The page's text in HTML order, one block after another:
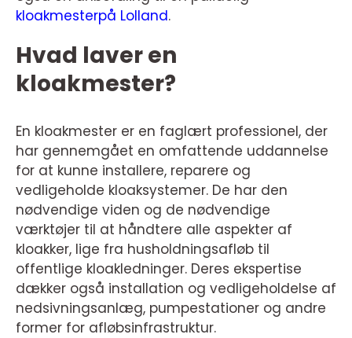
kloakmesterpå Lolland.
Hvad laver en
kloakmester?
En kloakmester er en faglært professionel, der
har gennemgået en omfattende uddannelse
for at kunne installere, reparere og
vedligeholde kloaksystemer. De har den
nødvendige viden og de nødvendige
værktøjer til at håndtere alle aspekter af
kloakker, lige fra husholdningsafløb til
offentlige kloakledninger. Deres ekspertise
dækker også installation og vedligeholdelse af
nedsivningsanlæg, pumpestationer og andre
former for afløbsinfrastruktur.